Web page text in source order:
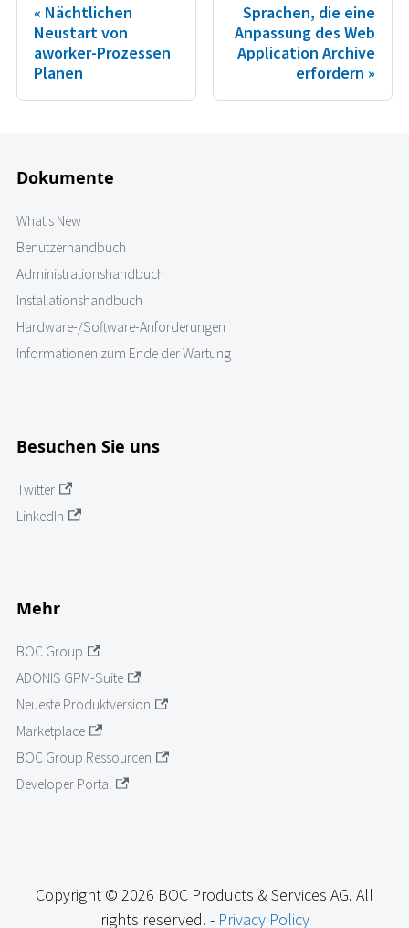
Nächtlichen
Neustart von
aworker-Prozessen
Planen
Sprachen, die eine
Anpassung des Web
Application Archive
erfordern
Dokumente
What's New
Benutzerhandbuch
Administrationshandbuch
Installationshandbuch
Hardware-/Software-Anforderungen
Informationen zum Ende der Wartung
Besuchen Sie uns
Twitter
LinkedIn
Mehr
BOC Group
ADONIS GPM-Suite
Neueste Produktversion
Marketplace
BOC Group Ressourcen
Developer Portal
Copyright © 2026 BOC Products & Services AG. All
rights reserved. - Privacy Policy